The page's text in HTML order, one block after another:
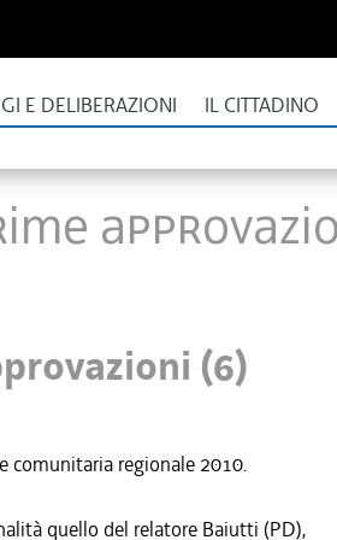
E DELIBERAZIONI IL CITTADINO
(6)
comunitaria regionale 2010.
quello del relatore Baiutti (PD),